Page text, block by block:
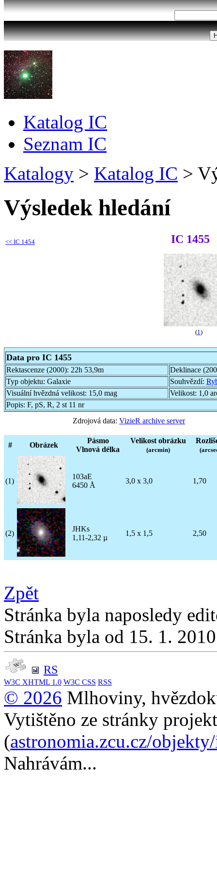
Katalog IC
Seznam IC
Katalogy > Katalog IC >
Výsledek hledání
<< IC 1454 IC 1455
(1 )
Data pro IC 1455
Rektascenze (2000): 22h 53,9m
Deklinace
Typ objektu: Galaxie Souhvězdí:
Visuální hvězdná velikost: 15,0 mag Velikost: 1,0
Popis: F, pS, R, 2 st 11 nr
Zdrojová data: VizieR archive server
# Obrázek
Pásmo
Vlnová délka
Velikost obrázku
(arcmin)
(1)
103aE
6450 Å
3,0 x 3,0 1,70
(2)
JHKs
1,11-2,32 µ
1,5 x 1,5 2,50
Zpět
Stránka byla naposledy
Stránka byla od 15. 1.
RS
W3C XHTML 1.0 W3C CSS RSS
© 2026 Mlhoviny,
Vytištěno ze stránky
(astronomia.zcu.cz/
Nahrávám...